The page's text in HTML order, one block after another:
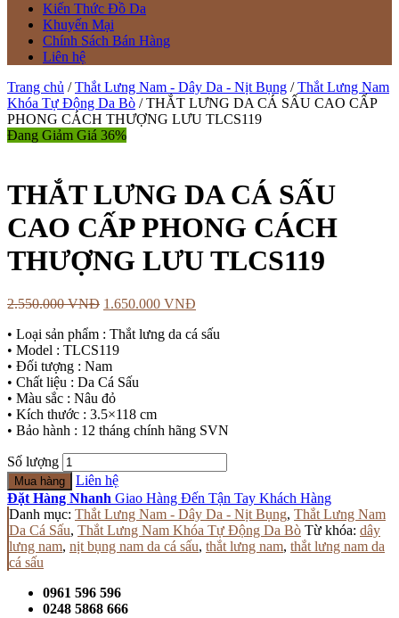
Kiến Thức Đồ Da
Khuyến Mại
Chính Sách Bán Hàng
Liên hệ
Trang chủ /Thắt Lưng Nam - Dây Da - Nịt Bụng /Thắt Lưng Nam
Khóa Tự Động Da Bò / THẮT LƯNG DA CÁ SẤU CAO CẤP
PHONG CÁCH THƯỢNG LƯU TLCS119
Đang Giảm Giá 36%
THẮT LƯNG DA CÁ SẤU
CAO CẤP PHONG CÁCH
THƯỢNG LƯU TLCS119
2.550.000VNĐ 1.650.000 VNĐ
• Loại sản phẩm : Thắt lưng da cá sấu
• Model : TLCS119
• Đối tượng : Nam
• Chất liệu : Da Cá Sấu
• Màu sắc : Nâu đỏ
• Kích thước : 3.5×118 cm
• Bảo hành : 12 tháng chính hãng SVN
Số lượng
Mua hàng
Liên hệ
Đặt Hàng Nhanh Giao Hàng Đến Tận Tay Khách Hàng
Danh mục: Thắt Lưng Nam - Dây Da - Nịt Bụng, Thắt Lưng Nam
Da Cá Sấu, Thắt Lưng Nam Khóa Tự Động Da Bò Từ khóa: dây
lưng nam, nịt bụng nam da cá sấu, thắt lưng nam, thắt lưng nam da
cá sấu
0961 596 596
0248 5868 666